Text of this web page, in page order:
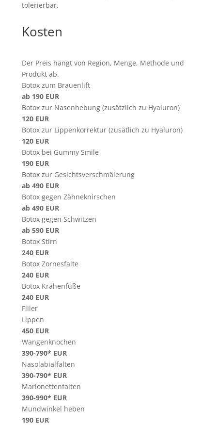
tolerierbar.
Kosten
Der Preis hängt von Region, Menge, Methode und
Produkt ab.
Botox zum Brauenlift
ab 190 EUR
Botox zur Nasenhebung (zusätzlich zu Hyaluron)
120 EUR
Botox zur Lippenkorrektur (zusätlich zu Hyaluron)
120 EUR
Botox bei Gummy Smile
190 EUR
Botox zur Gesichtsverschmälerung
ab 490 EUR
Botox gegen Zähneknirschen
ab 490 EUR
Botox gegen Schwitzen
ab 590 EUR
Botox Stirn
240 EUR
Botox Zornesfalte
240 EUR
Botox Krähenfüße
240 EUR
Filler
Lippen
450 EUR
Wangenknochen
390-790* EUR
Nasolabialfalten
390-790* EUR
Marionettenfalten
390-990* EUR
Mundwinkel heben
190 EUR